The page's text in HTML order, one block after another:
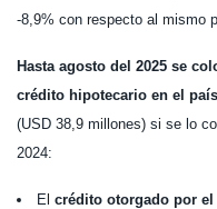
-8,9% con respecto al mismo
Hasta agosto del 2025 se
crédito hipotecario en el país
(USD 38,9 millones) si se lo
2024:
El crédito otorgado por el